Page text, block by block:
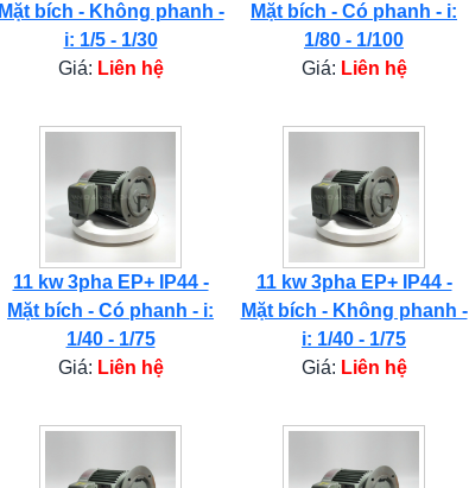
Mặt bích - Không phanh -
i: 1/5 - 1/30
Giá: Liên hệ
Mặt bích - Có phanh - i:
1/80 - 1/100
Giá: Liên hệ
11 kw 3pha EP+ IP44 -
Mặt bích - Có phanh - i:
1/40 - 1/75
Giá: Liên hệ
11 kw 3pha EP+ IP44 -
Mặt bích - Không phanh -
i: 1/40 - 1/75
Giá: Liên hệ